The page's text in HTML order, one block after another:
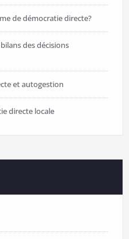
de démocratie directe?
des décisions
et autogestion
directe locale